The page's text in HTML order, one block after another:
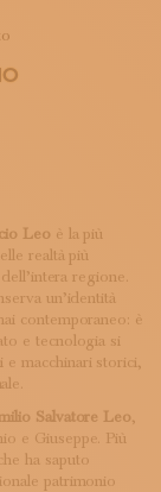
Leo è la più
realtà più
regione.
un’identità
contemporaneo: è
e tecnologia si
e macchinari storici,
Salvatore Leo,
e Giuseppe. Più
ha saputo
patrimonio